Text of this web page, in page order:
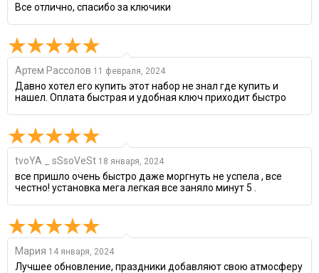
Все отлично, спасибо за ключики
Артем Рассолов 11 февраля, 2024
Давно хотел его купить этот набор не знал где купить и
нашел. Оплата быстрая и удобная ключ приходит быстро
tvoYA _ sSsoVeSt 18 января, 2024
все пришло очень быстро даже моргнуть не успела , все
честно! установка мега легкая все заняло минут 5 .
Мария 14 января, 2024
Лучшее обновление, праздники добавляют свою атмосферу